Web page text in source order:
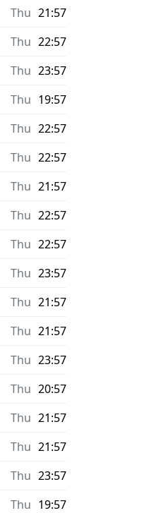
Thu 21:57
Thu 22:57
Thu 23:57
Thu 19:57
Thu 22:57
Thu 22:57
Thu 21:57
Thu 22:57
Thu 22:57
Thu 23:57
Thu 21:57
Thu 21:57
Thu 23:57
Thu 20:57
Thu 21:57
Thu 21:57
Thu 23:57
Thu 19:57